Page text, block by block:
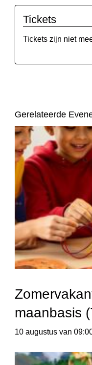
Tickets
Tickets zijn niet
Gerelateerde
maanbasis
10 augustus van